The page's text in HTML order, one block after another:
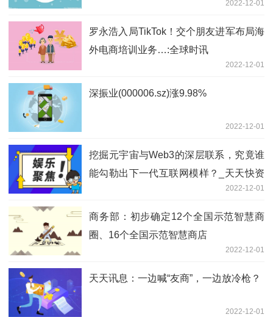
2022-12-01
罗永浩入局TikTok！交个朋友进军布局海
外电商培训业务…:全球时讯
2022-12-01
深振业(000006.sz)涨9.98%
2022-12-01
挖掘元宇宙与Web3的深层联系，究竟谁
能勾勒出下一代互联网模样？_天天快资
2022-12-01
商务部：初步确定12个全国示范智慧商
圈、16个全国示范智慧商店
2022-12-01
天天讯息：一边喊“友商”，一边放冷枪？
2022-12-01